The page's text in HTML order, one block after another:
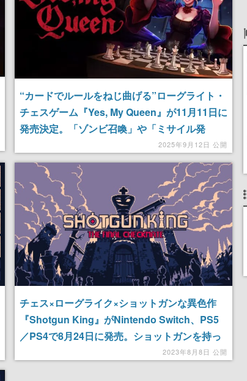
“カードでルールをねじ曲げる”ローグライト・
チェスゲーム『Yes, My Queen』が11月11日に
発売決定。「ゾンビ召喚」や「ミサイル発
射」、「敵の洗脳」など多彩な計略で囚われた
クイーンを取り戻せ
2025年9月12日 公開
チェス×ローグライク×ショットガンな異色作
『Shotgun King』がNintendo Switch、PS5
／PS4で8月24日に発売。ショットガンを持っ
た“黒のキングのみ”で先読みしながら敵を倒せ
2023年8月8日 公開